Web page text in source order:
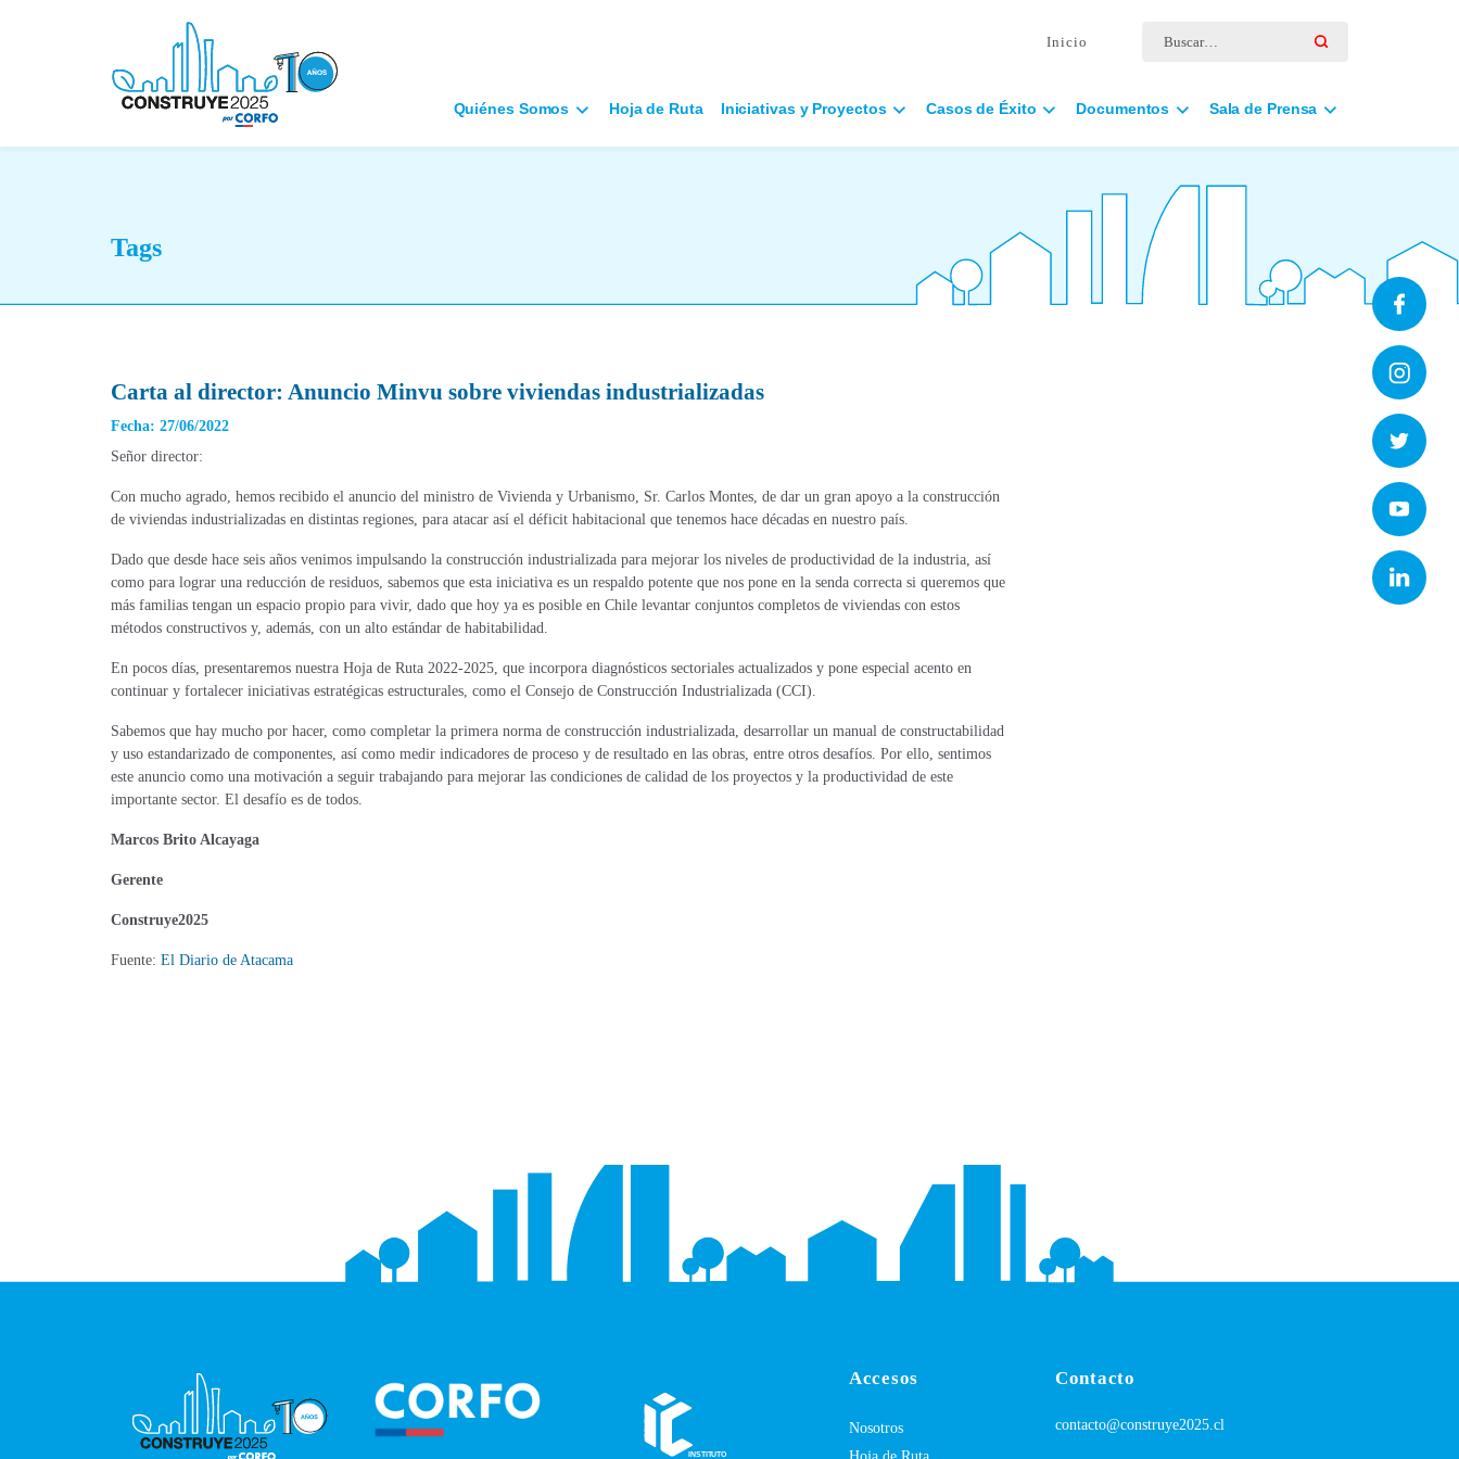
Buscar por:
Inicio
Quiénes Somos Hoja de Ruta Iniciativas y Proyectos Casos de Éxito Documentos Sala de Prensa
Tags
Carta al director: Anuncio Minvu sobre viviendas industrializadas
Fecha: 27/06/2022
Señor director:
Con mucho agrado, hemos recibido el anuncio del ministro de Vivienda y Urbanismo, Sr. Carlos Montes, de dar un gran apoyo a la construcción
de viviendas industrializadas en distintas regiones, para atacar así el déficit habitacional que tenemos hace décadas en nuestro país.
Dado que desde hace seis años venimos impulsando la construcción industrializada para mejorar los niveles de productividad de la industria, así
como para lograr una reducción de residuos, sabemos que esta iniciativa es un respaldo potente que nos pone en la senda correcta si queremos que
más familias tengan un espacio propio para vivir, dado que hoy ya es posible en Chile levantar conjuntos completos de viviendas con estos
métodos constructivos y, además, con un alto estándar de habitabilidad.
En pocos días, presentaremos nuestra Hoja de Ruta 2022-2025, que incorpora diagnósticos sectoriales actualizados y pone especial acento en
continuar y fortalecer iniciativas estratégicas estructurales, como el Consejo de Construcción Industrializada (CCI).
Sabemos que hay mucho por hacer, como completar la primera norma de construcción industrializada, desarrollar un manual de constructabilidad
y uso estandarizado de componentes, así como medir indicadores de proceso y de resultado en las obras, entre otros desafíos. Por ello, sentimos
este anuncio como una motivación a seguir trabajando para mejorar las condiciones de calidad de los proyectos y la productividad de este
importante sector. El desafío es de todos.
Marcos Brito Alcayaga
Gerente
Construye2025
Fuente: El Diario de Atacama
Accesos
Nosotros
Contacto
contacto@construye2025.cl